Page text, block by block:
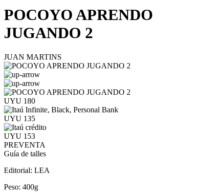
POCOYO APRENDO
JUGANDO 2
JUAN MARTINS
UYU 180
UYU 135
UYU 153
PREVENTA
Guía de talles
Editorial: LEA
Peso: 400g